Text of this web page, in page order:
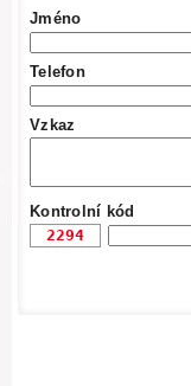
Jméno
Telefon
Vzkaz
Kontrolní kód